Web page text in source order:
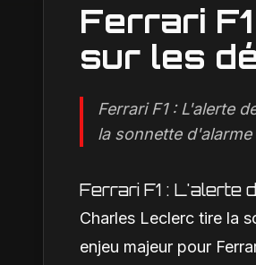
Ferrari
sur les
Ferrari F1 : L'alerte
la sonnette
Ferrari F1 : L'alerte
Charles Leclerc tire la
enjeu majeur pour